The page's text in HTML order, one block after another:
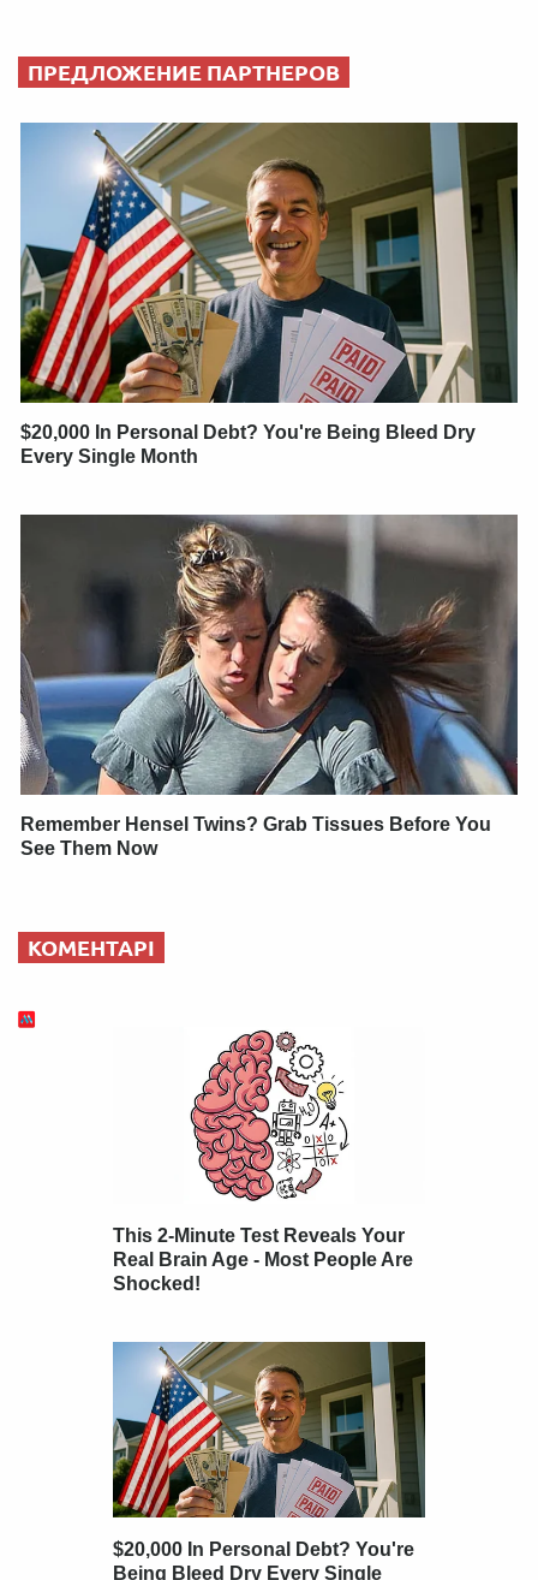
ПРЕДЛОЖЕНИЕ ПАРТНЕРОВ
$20,000 In Personal Debt? You're Being Bleed Dry
Every Single Month
Remember Hensel Twins? Grab Tissues Before You
See Them Now
КОМЕНТАРІ